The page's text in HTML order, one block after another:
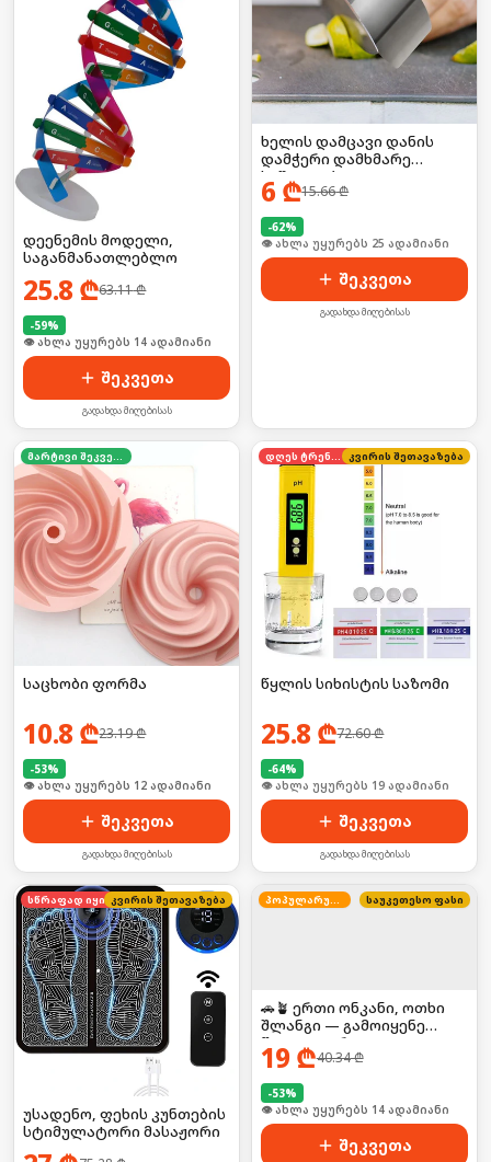
დეენემის მოდელი,
საგანმანათლებლო
25.8 ₾63.11₾
-59%
🛒 ბოლო 24სთ-ში იყიდა 19-მა
შეკვეთა
გადახდა მიღებისას
ხელის დამცავი დანის
დამჭერი დამხმარე
საშუალება
6 ₾15.66₾
-62%
🛒 ბოლო 24სთ-ში იყიდა 39-მა
შეკვეთა
გადახდა მიღებისას
მარტივი შეკვეთა
საცხობი ფორმა
10.8 ₾23.19₾
-53%
🛒 ბოლო 24სთ-ში იყიდა 21-მა
შეკვეთა
გადახდა მიღებისას
დღეს ტრენდში კვირის შეთავაზება
წყლის სიხისტის საზომი
25.8 ₾72.60₾
-64%
🛒 ბოლო 24სთ-ში იყიდა 3-მა
შეკვეთა
გადახდა მიღებისას
სწრაფად იყიდება
კვირის შეთავაზება
უსადენო, ფეხის კუნთების
სტიმულატორი მასაჟორი
პოპულარული საუკეთესო ფასი
🚗🪴 ერთი ონკანი, ოთხი
შლანგი — გამოიყენე
წყალი უფრო
კომფორტულად!
19 ₾40.34₾
-53%
🛒 ბოლო 24სთ-ში იყიდა 19-მა
შეკვეთა